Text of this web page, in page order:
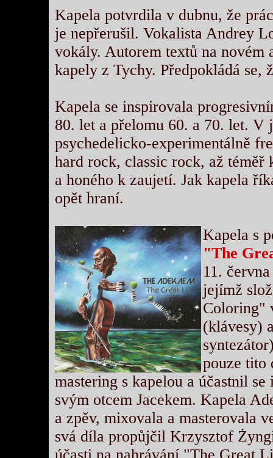
Kapela potvrdila v dubnu, že
je nepřerušil. Vokalista Andrey
vokály. Autorem textů na novém
kapely z Tychy. Předpokládá se,
Kapela se inspirovala
80. let a přelomu 60. a 70. let. V
psychedelicko-experimentálně
hard rock, classic rock, až téměř
a honého k zaujetí. Jak kapela
opět hraní.
Kapela s
"The
11.
jejímž
Coloring"
(klávesy)
pouze tito
mastering s kapelou a účastnil
svým otcem Jacekem. Kapela
a zpěv, mixovala a masterovala
svá díla propůjčil Krzysztof